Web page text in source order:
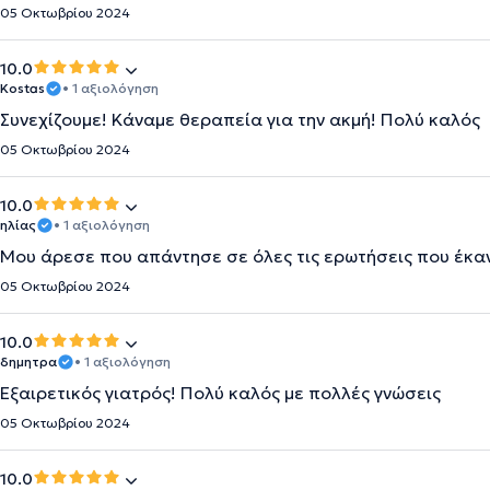
05 Οκτωβρίου 2024
10.0
Kostas • 1 αξιολόγηση
Συνεχίζουμε! Κάναμε θεραπεία για την ακμή! Πολύ καλός
05 Οκτωβρίου 2024
10.0
ηλίας • 1 αξιολόγηση
Μου άρεσε που απάντησε σε όλες τις ερωτήσεις που
05 Οκτωβρίου 2024
10.0
δημητρα • 1 αξιολόγηση
Εξαιρετικός γιατρός! Πολύ καλός με πολλές γνώσεις
05 Οκτωβρίου 2024
10.0